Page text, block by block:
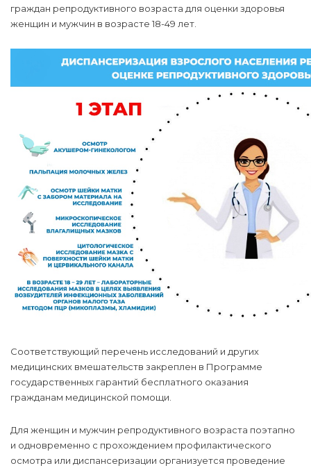
граждан репродуктивного возраста для оценки здоровья
женщин и мужчин в возрасте 18-49 лет.
Соответствующий перечень исследований и других
медицинских вмешательств закреплен в Программе
государственных гарантий бесплатного оказания
гражданам медицинской помощи.
Для женщин и мужчин репродуктивного возраста поэтапно
и одновременно с прохождением профилактического
осмотра или диспансеризации организуется проведение